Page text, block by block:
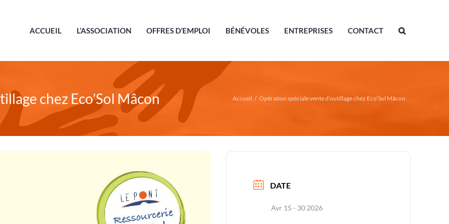
ACCUEIL L’ASSOCIATION OFFRES D’EMPLOI BÉNÉVOLES ENTREPRISES CONTACT
chez Eco’Sol Mâcon Accueil / Opération spéciale vente d’outillage chez Eco’Sol Mâcon
DATE
Avr 15 - 30 2026